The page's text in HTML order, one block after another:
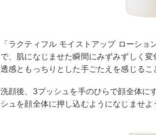
「ラクティフル モイストアップ ローシ
で、肌になじませた瞬間にみずみずしく
透感ともっちりとした手ごたえを感じるこ
洗顔後、3プッシュを手のひらで顔全体に
シュを顔全体に押し込むようになじませよ